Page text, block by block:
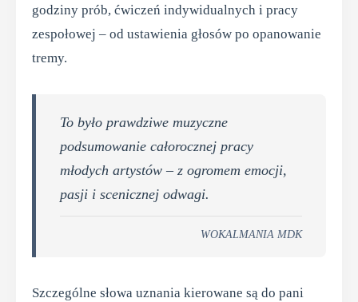
godziny prób, ćwiczeń indywidualnych i pracy
zespołowej – od ustawienia głosów po opanowanie
tremy.
To było prawdziwe muzyczne
podsumowanie całorocznej pracy
młodych artystów – z ogromem emocji,
pasji i scenicznej odwagi.
WOKALMANIA MDK
Szczególne słowa uznania kierowane są do pani